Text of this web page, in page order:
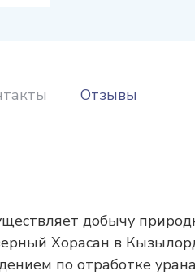
Отзывы
добычу
Хорасан в
по отработке